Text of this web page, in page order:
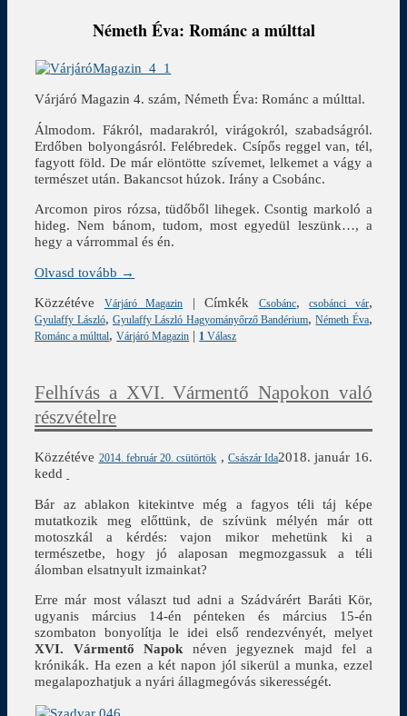
Németh Éva: Románc a múlttal
Várjáró Magazin 4. szám, Németh Éva: Románc a múlttal.
Álmodom. Fákról, madarakról, virágokról, szabadságról.
Erdőben bolyongásról. Felébredek. Csípős reggel van, tél,
fagyott föld. De már elöntötte szívemet, lelkemet a vágy a
természet után. Bakancsot húzok. Irány a Csobánc.
Arcomon piros rózsa, tüdőből lihegek. Csontig markoló a
hideg. Nem bánom, tudom, most egyedül leszünk…, a
hegy a várrommal és én.
Olvasd tovább →
Közzétéve
Várjáró Magazin |Címkék Csobánc,csobánci vár,
Gyulaffy László, Gyulaffy László Hagyományőrző Bandérium,Németh Éva,
Románc a múlttal,Várjáró Magazin | 1 Válasz
Felhívás a XVI. Vármentő Napokon való
részvételre
Közzétéve 2014. február 20. csütörtök , Császár Ida2018. január 16.
kedd
Bár az ablakon kitekintve még a fagyos téli táj képe
mutatkozik meg előttünk, de szívünk mélyén már ott
motoszkál a kérdés: vajon mikor mehetünk ki a
természetbe, hogy jó alaposan megmozgassuk a téli
álomban elsatnyult izmainkat?
Erre már most választ tud adni a Szádvárért Baráti Kör,
ugyanis március 14-én pénteken és március 15-én
szombaton bonyolítja le idei első rendezvényét, melyet
XVI. Vármentő Napok néven jegyeznek majd fel a
krónikák. Ha ezen a két napon jól sikerül a munka, ezzel
megalapozhatjuk a nyári állagmegóvás sikerességét.